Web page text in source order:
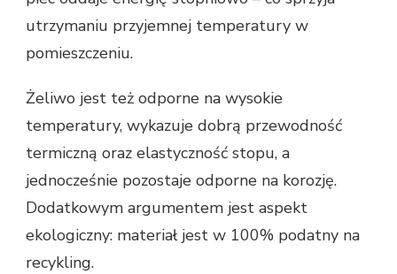
utrzymaniu przyjemnej temperatury w
pomieszczeniu.
Żeliwo jest też odporne na wysokie
temperatury, wykazuje dobrą przewodność
termiczną oraz elastyczność stopu, a
jednocześnie pozostaje odporne na korozję.
Dodatkowym argumentem jest aspekt
ekologiczny: materiał jest w 100% podatny na
recykling.